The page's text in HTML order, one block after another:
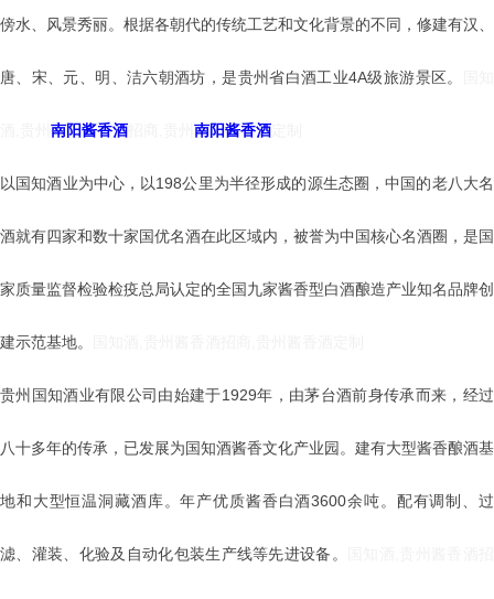
傍水、风景秀丽。根据各朝代的传统工艺和文化背景的不同，修建有汉、
唐、宋、元、明、洁六朝酒坊，是贵州省白酒工业4A级旅游景区。
南阳酱香酒 南阳酱香酒
以国知酒业为中心，以198公里为半径形成的源生态圈，中国的老八大名
酒就有四家和数十家国优名酒在此区域内，被誉为中国核心名酒圈，是国
家质量监督检验检疫总局认定的全国九家酱香型白酒酿造产业知名品牌创
建示范基地。
贵州国知酒业有限公司由始建于1929年，由茅台酒前身传承而来，经过
八十多年的传承，已发展为国知酒酱香文化产业园。建有大型酱香酿酒基
地和大型恒温洞藏酒库。年产优质酱香白酒3600余吨。配有调制、过
滤、灌装、化验及自动化包装生产线等先进设备。